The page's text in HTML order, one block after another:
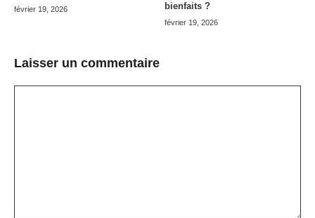
février 19, 2026
bienfaits ?
février 19, 2026
Laisser un commentaire